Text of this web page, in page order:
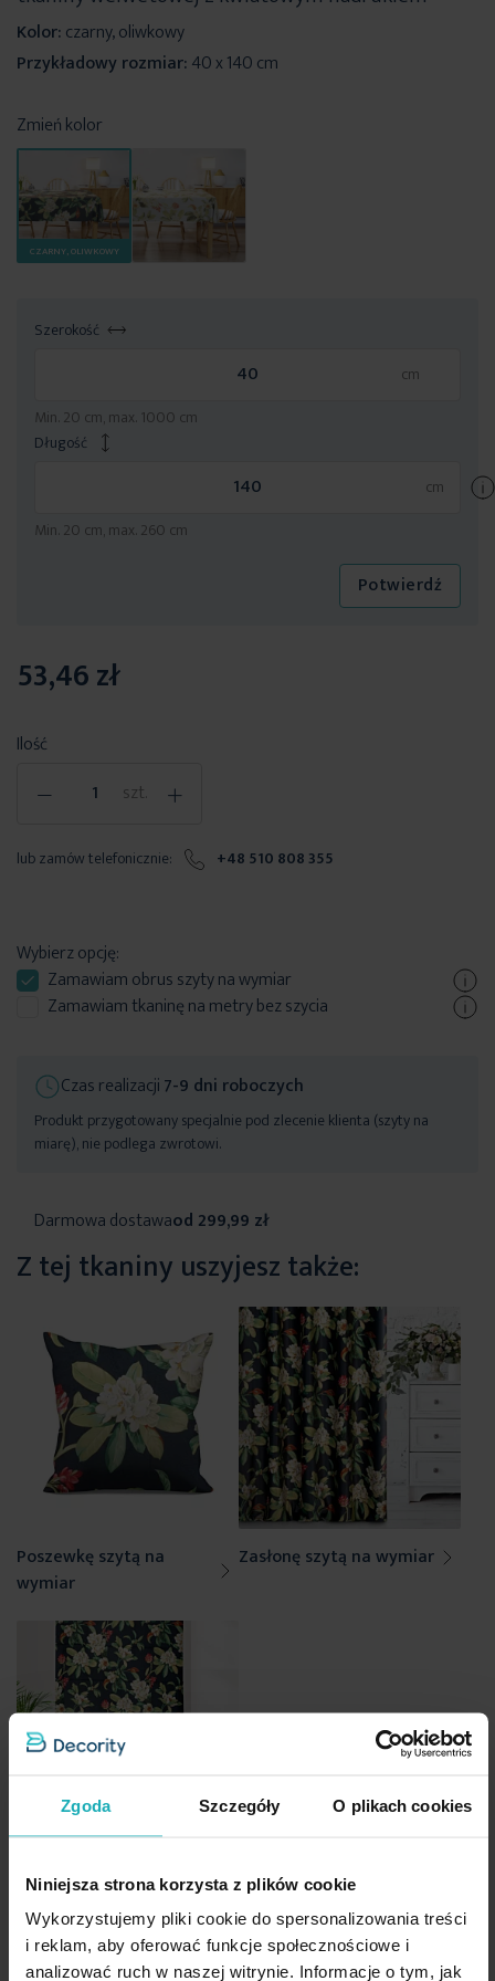
Zgoda Szczegóły O plikach cookies
Niniejsza strona korzysta z plików cookie
Wykorzystujemy pliki cookie do spersonalizowania treści
i reklam, aby oferować funkcje społecznościowe i
analizować ruch w naszej witrynie. Informacje o tym, jak
Kolor:czarny, oliwkowy
Przykładowy rozmiar:40 x 140 cm
Zmień kolor
CZARNY, OLIWKOWY
Szerokość
Min. 20 cm, max. 1000 cm
Długość
Min. 20 cm, max. 260 cm
Potwierdź
53,46 zł
Ilość
- szt. +
lub zamów telefonicznie: +48 510 808 355
Wybierz opcję:
Zamawiamobrus szytyna wymiar
Zamawiam tkaninę na metry bez szycia
Czas realizacji7-9 dni roboczych
Produkt przygotowany specjalnie pod zlecenie klienta (szyty na
miarę), nie podlega zwrotowi.
Darmowa dostawaod 299,99 zł
Z tej tkaniny uszyjesz także:
Poszewkę szytą na
wymiar
Zasłonę szytą na wymiar
Roletę szytą na wymiar
Dane techniczne